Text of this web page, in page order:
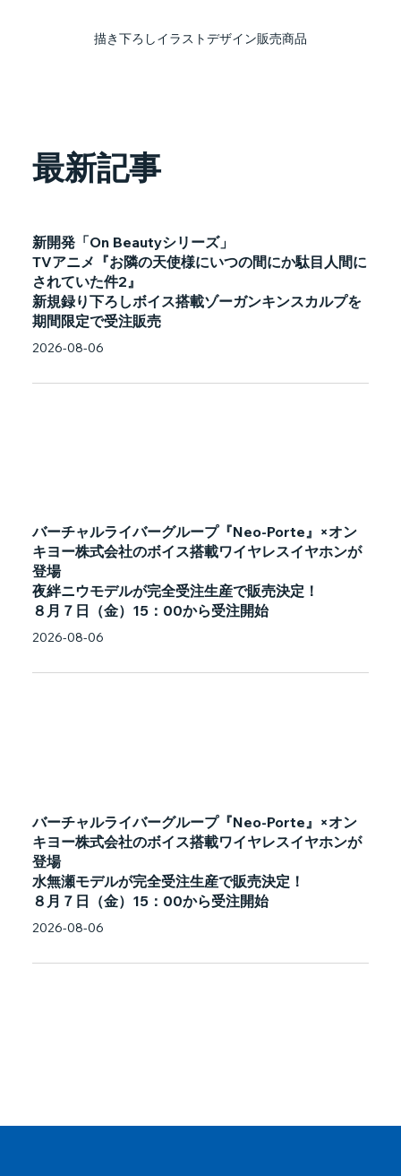
描き下ろしイラストデザイン販売商品
新開発「On Beautyシリーズ」
TVアニメ『お隣の天使様にいつの間にか駄目人間に
されていた件2』
新規録り下ろしボイス搭載ゾーガンキンスカルプを
期間限定で受注販売
2026-08-06
バーチャルライバーグループ『Neo-Porte』×オン
キヨー株式会社のボイス搭載ワイヤレスイヤホンが
登場
夜絆ニウモデルが完全受注生産で販売決定！
８月７日（金）15：00から受注開始
2026-08-06
バーチャルライバーグループ『Neo-Porte』×オン
キヨー株式会社のボイス搭載ワイヤレスイヤホンが
登場
水無瀬モデルが完全受注生産で販売決定！
８月７日（金）15：00から受注開始
2026-08-06
最新記事